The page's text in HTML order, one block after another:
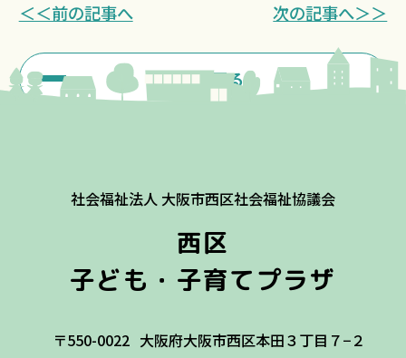
＜＜前の記事へ
一覧に戻る
次の記事へ＞＞
社会福祉法人 大阪市西区社会福祉協議会
西区
子ども・子育てプラザ
〒550-0022 大阪府大阪市西区本田３丁目７−２